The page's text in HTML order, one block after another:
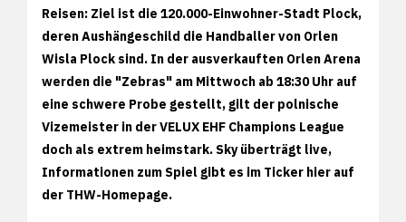
Reisen: Ziel ist die 120.000-Einwohner-Stadt Plock,
deren Aushängeschild die Handballer von Orlen
Wisla Plock sind. In der ausverkauften Orlen Arena
werden die "Zebras" am Mittwoch ab 18:30 Uhr auf
eine schwere Probe gestellt, gilt der polnische
Vizemeister in der VELUX EHF Champions League
doch als extrem heimstark. Sky überträgt live,
Informationen zum Spiel gibt es im Ticker hier auf
der THW-Homepage.